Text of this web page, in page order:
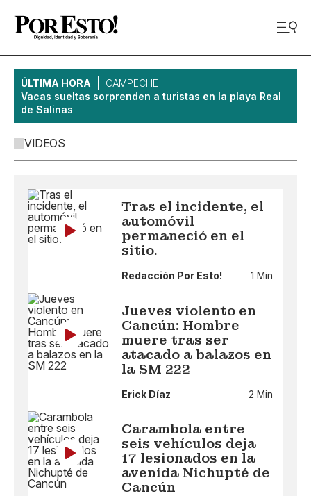
ÚLTIMA HORA
CAMPECHE
Vacas sueltas sorprenden a turistas en la playa Real
de Salinas
VIDEOS
Tras el incidente, el
automóvil
permaneció en el
sitio.
Redacción Por Esto! 1 Min
Jueves violento en
Cancún: Hombre
muere tras ser
atacado a balazos en
la SM 222
Erick Díaz 2 Min
Carambola entre
seis vehículos deja
17 lesionados en la
avenida Nichupté de
Cancún